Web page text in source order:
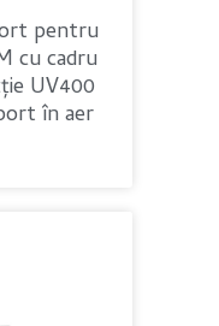
pentru
cu cadru
UV400
în aer